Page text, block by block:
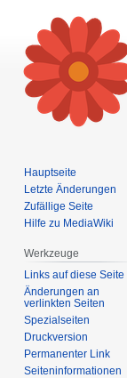
Hauptseite
Letzte Änderungen
Zufällige Seite
Hilfe zu MediaWiki
Werkzeuge
Links auf diese Seite
Änderungen an
verlinkten Seiten
Spezialseiten
Druckversion
Permanenter Link
Seiten­informationen